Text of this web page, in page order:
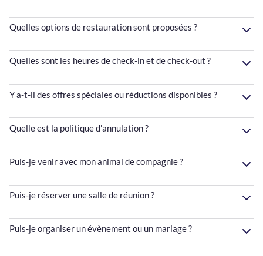
Quelles options de restauration sont proposées ?
Quelles sont les heures de check-in et de check-out ?
Y a-t-il des offres spéciales ou réductions disponibles ?
Quelle est la politique d'annulation ?
Puis-je venir avec mon animal de compagnie ?
Puis-je réserver une salle de réunion ?
Puis-je organiser un évènement ou un mariage ?